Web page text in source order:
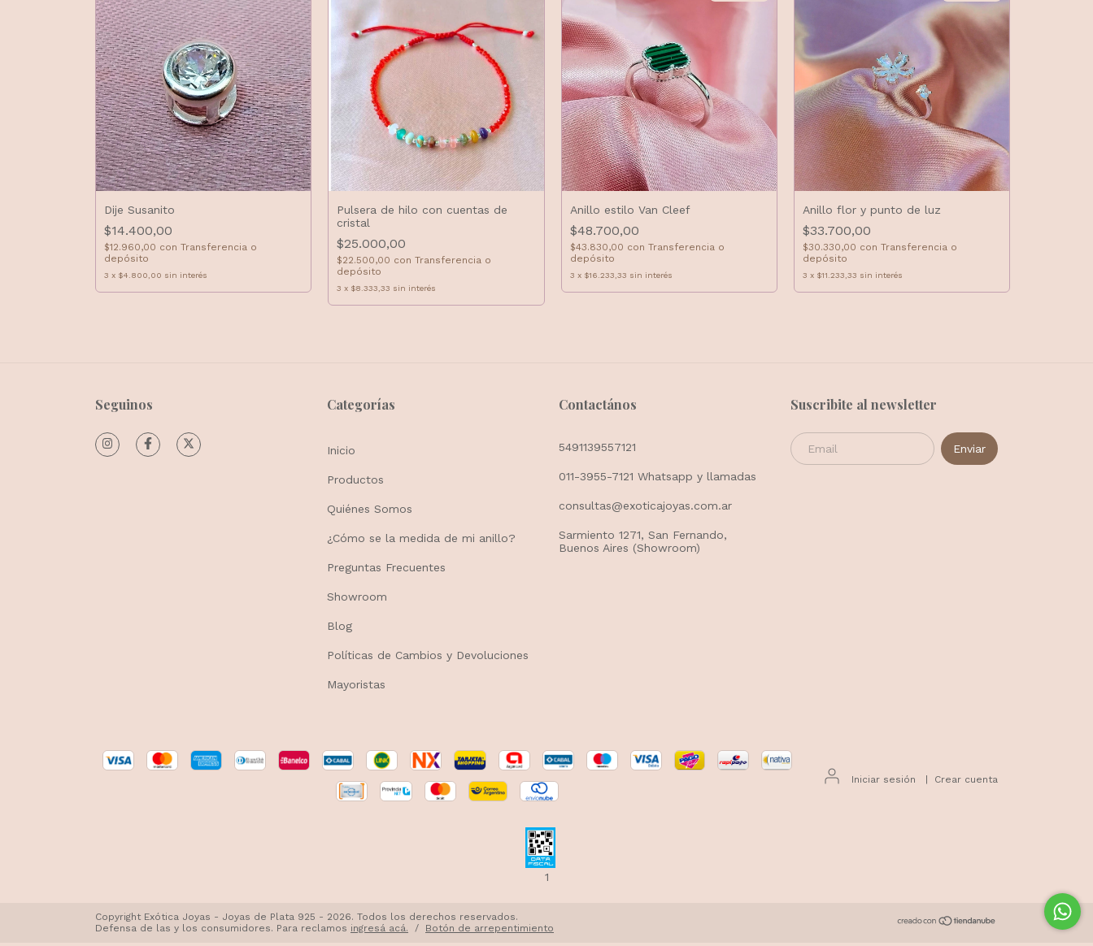
Dije Susanito
$14.400,00
$12.960,00 con Transferencia o
depósito
3 x $4.800,00 sin interés
Pulsera de hilo con cuentas de
cristal
$25.000,00
$22.500,00 con Transferencia o
depósito
3 x $8.333,33 sin interés
Anillo estilo Van Cleef
$48.700,00
$43.830,00 con Transferencia o
depósito
3 x $16.233,33 sin interés
Anillo flor y punto de luz
$33.700,00
$30.330,00 con Transferencia o
depósito
3 x $11.233,33 sin interés
Seguinos Categorías
Inicio
Productos
Quiénes Somos
¿Cómo se la medida de mi anillo?
Preguntas Frecuentes
Showroom
Blog
Políticas de Cambios y Devoluciones
Mayoristas
Contactános
5491139557121
011-3955-7121 Whatsapp y llamadas
consultas@exoticajoyas.com.ar
Sarmiento 1271, San Fernando,
Buenos Aires (Showroom)
Suscribite al newsletter
Iniciar sesión Crear cuenta
1
Copyright Exótica Joyas - Joyas de Plata 925 - 2026. Todos los derechos reservados.
Defensa de las y los consumidores. Para reclamos ingresá acá. / Botón de arrepentimiento